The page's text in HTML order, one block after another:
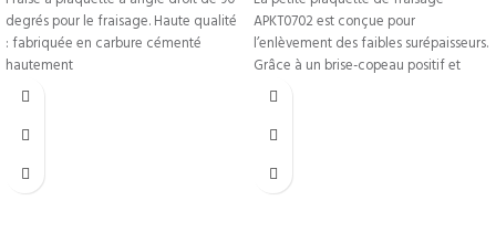
Industrie, disponible en livraison
rapide pour vos centres de tournage
CNC.
degrés pour le fraisage. Haute qualité
: fabriquée en carbure cémenté
hautement
APKT0702 est conçue pour
l’enlèvement des faibles surépaisseurs.
Grâce à un brise-copeau positif et
affûté,